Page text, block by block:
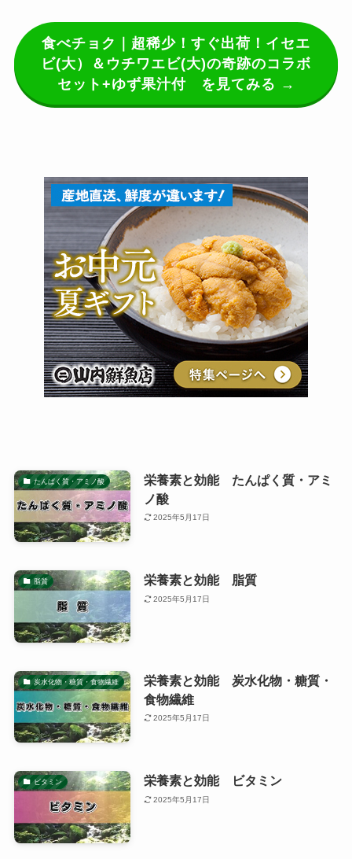
食べチョク｜超稀少！すぐ出荷！イセエ
ビ(大）＆ウチワエビ(大)の奇跡のコラボ
セット+ゆず果汁付 を見てみる →
たんぱく質・アミノ酸
栄養素と効能 たんぱく質・アミ
ノ酸
2025年5月17日
脂質 栄養素と効能 脂質
2025年5月17日
炭水化物・糖質・食物繊維
栄養素と効能 炭水化物・糖質・
食物繊維
2025年5月17日
ビタミン 栄養素と効能 ビタミン
2025年5月17日